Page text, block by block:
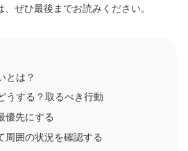
ぜひ最後までお読みください。
とは？
うする？取るべき行動
優先にする
周囲の状況を確認する